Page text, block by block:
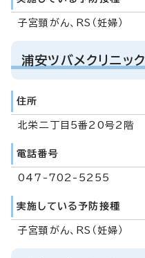
子宮頸がん、RS（妊婦）
浦安ツバメクリニック
住所
北栄二丁目5番20号2階
電話番号
047-702-5255
実施している予防接種
子宮頸がん、RS（妊婦）